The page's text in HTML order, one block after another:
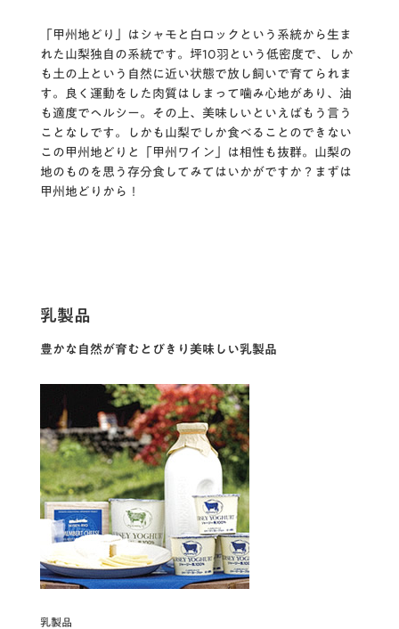
「甲州地どり」はシャモと白ロックという系統から生ま
れた山梨独自の系統です。坪10羽という低密度で、しか
も土の上という自然に近い状態で放し飼いで育てられま
す。良く運動をした肉質はしまって噛み心地があり、油
も適度でヘルシー。その上、美味しいといえばもう言う
ことなしです。しかも山梨でしか食べることのできない
この甲州地どりと「甲州ワイン」は相性も抜群。山梨の
地のものを思う存分食してみてはいかがですか？まずは
甲州地どりから！
乳製品
豊かな自然が育むとびきり美味しい乳製品
乳製品